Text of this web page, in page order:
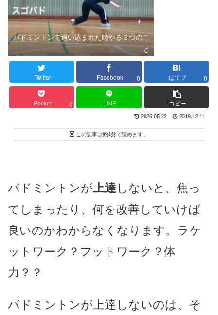
バドミントンで追い込まれた時やる３つのこ
と
Twitter Facebook 0 はてブ 0
Pocket 0 LINE コピー
2026.05.22 2019.12.11
この記事は約4分で読めます。
バドミントンが上達しないと、焦っ
てしまったり、何を改善していけば
良いのかわからなくなります。ラケ
ットワーク？フットワーク？体
力？？
バドミントンが上達しないのは、そ